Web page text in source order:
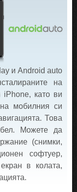
и Android auto
на
iPhone, като ви
мобилния си
Това
Можете да
(снимки,
софтуер,
в колата,